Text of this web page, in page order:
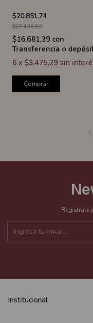
$20.851,74
$27.436,50
$16.681,39 con
Transferencia o
6 x $3.475,29 sin
Comprar
Registrate
Institucional